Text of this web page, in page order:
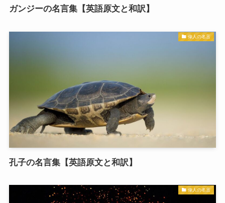
ガンジーの名言集【英語原文と和訳】
偉人の名言
孔子の名言集【英語原文と和訳】
偉人の名言